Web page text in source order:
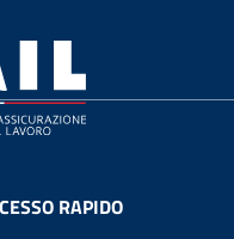
RAPIDO